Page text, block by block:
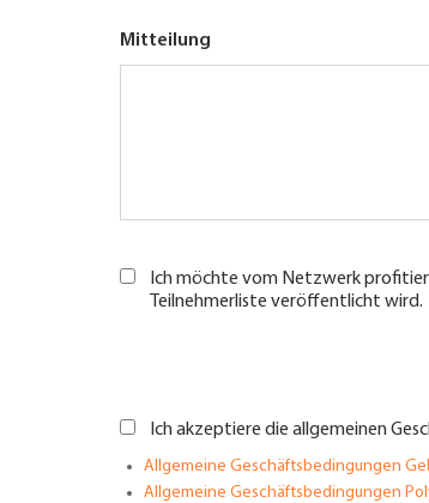
Mitteilung
Ich möchte vom Netzwerk
Teilnehmerliste veröffentlicht wird.
Ich akzeptiere die allgemeinen
Allgemeine Geschäftsbedingungen
Allgemeine Geschäftsbedingungen